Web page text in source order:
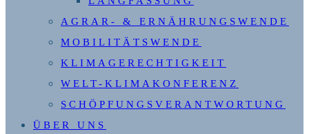
AGRAR- & ERNÄHRUNGSWENDE
MOBILITÄTSWENDE
KLIMAGERECHTIGKEIT
WELT-KLIMAKONFERENZ
SCHÖPFUNGSVERANTWORTUNG
ÜBER UNS